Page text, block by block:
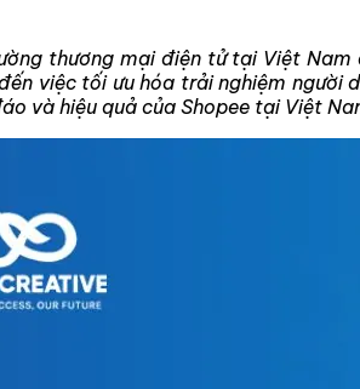
thương mại điện tử tại Việt
việc tối ưu hóa trải nghiệm người
và hiệu quả của Shopee tại Việt